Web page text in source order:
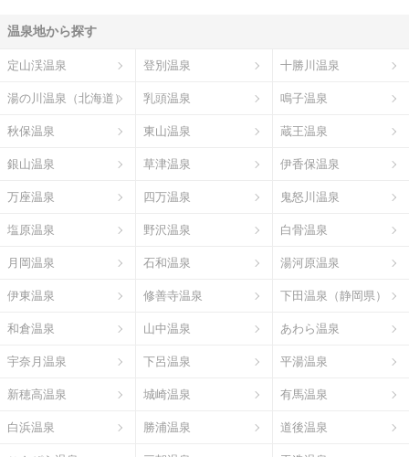
温泉地から探す
定山渓温泉 登別温泉 十勝川温泉
湯の川温泉（北海道） 乳頭温泉 鳴子温泉
秋保温泉 東山温泉 蔵王温泉
銀山温泉 草津温泉 伊香保温泉
万座温泉 四万温泉 鬼怒川温泉
塩原温泉 野沢温泉 白骨温泉
月岡温泉 石和温泉 湯河原温泉
伊東温泉 修善寺温泉 下田温泉（静岡県）
和倉温泉 山中温泉 あわら温泉
宇奈月温泉 下呂温泉 平湯温泉
新穂高温泉 城崎温泉 有馬温泉
白浜温泉 勝浦温泉 道後温泉